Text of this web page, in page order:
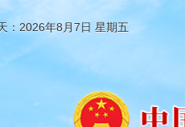
：2026年8月7日 星期五